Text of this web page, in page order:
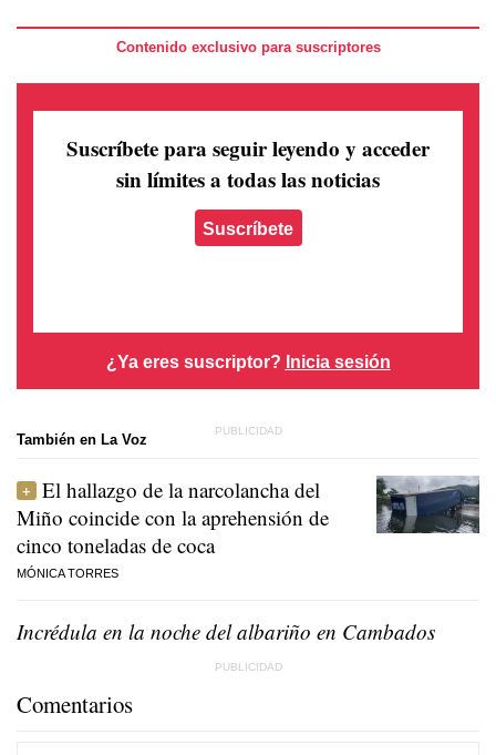
Contenido exclusivo para suscriptores
Suscríbete para seguir leyendo y acceder
sin límites a todas las noticias
Suscríbete
¿Ya eres suscriptor? Inicia sesión
También en La Voz
El hallazgo de la narcolancha del
Miño coincide con la aprehensión de
cinco toneladas de coca
MÓNICA TORRES
Incrédula en la noche del albariño en Cambados
Comentarios